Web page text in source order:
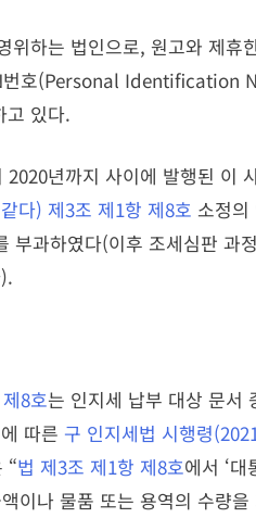
위하는 법인으로, 원고와 제
호(Personal Identification
고 있다.
년까지 사이에 발행된 이
다) 제3조 제1항 제8호 소정의
부과하였다(이후 조세심판 과
8호는 인지세 납부 대상 문서
따른 구 인지세법 시행령
“법 제3조 제1항 제8호에서 ‘
이나 물품 또는 용역의 수량